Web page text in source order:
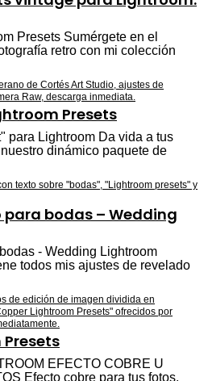
Presets Sumérgete en el
retro con mi colección
Presets
para Lightroom Da vida a tus
dinámico paquete de
bodas – Wedding
- Wedding Lightroom
todos mis ajustes de revelado
EFECTO COBRE U
Efecto cobre para tus fotos.